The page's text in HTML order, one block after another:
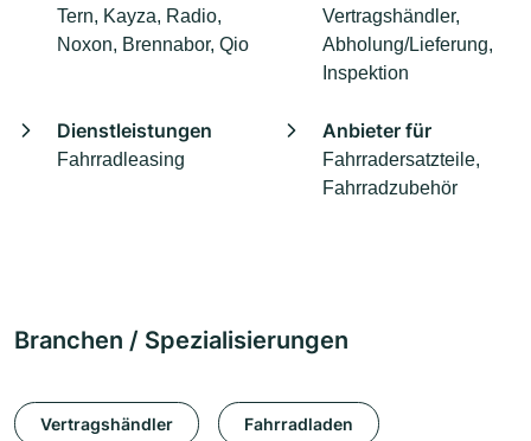
Tern, Kayza, Radio,
Noxon, Brennabor, Qio
Vertragshändler,
Abholung/Lieferung,
Inspektion
Dienstleistungen
Fahrradleasing
Anbieter für
Fahrradersatzteile,
Fahrradzubehör
Branchen / Spezialisierungen
Vertragshändler Fahrradladen